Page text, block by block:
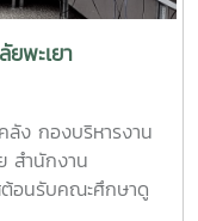
รรณ ตลอดจน
เล็กทรอนิกส์ ซึ่ง
พะเยา
ง กองบริหารงาน
สำนักงาน
ต้อนรับคณะศึกษาดู